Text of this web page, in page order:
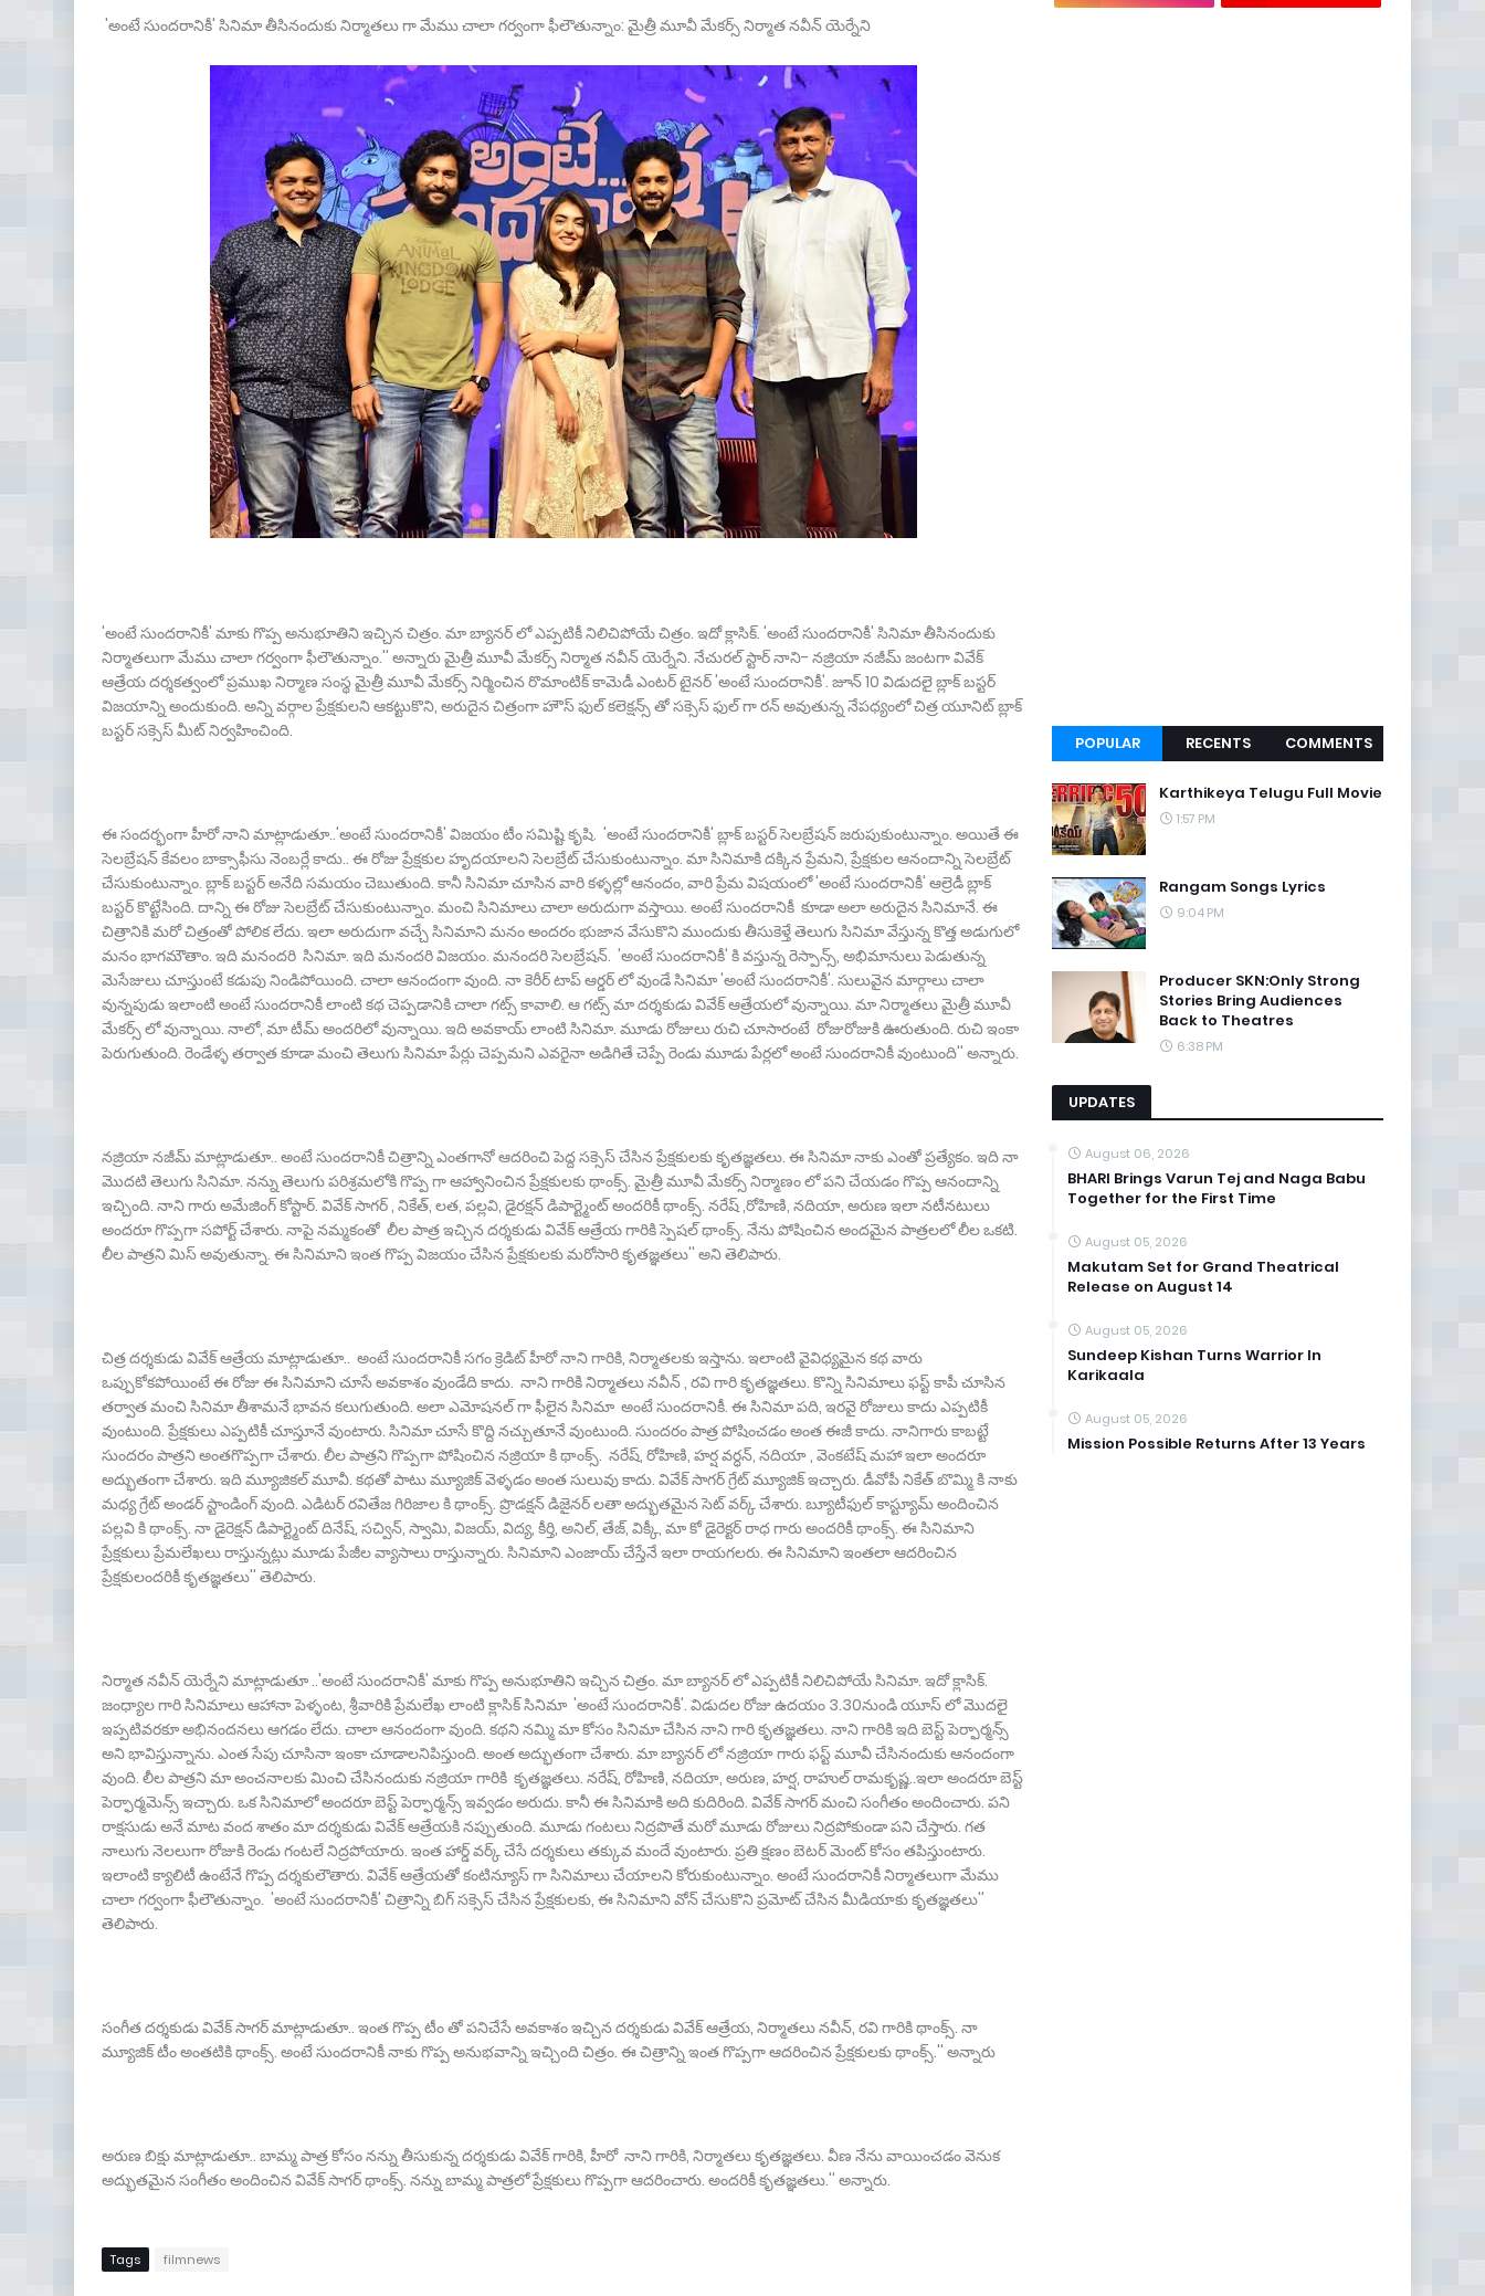
'అంటే సుందరానికీ' సినిమా తీసినందుకు నిర్మాతలు గా మేము చాలా గర్వంగా ఫీలౌతున్నాం: మైత్రీ మూవీ మేకర్స్ నిర్మాత నవీన్ యెర్నేని
'అంటే సుందరానికీ' మాకు గొప్ప అనుభూతిని ఇచ్చిన చిత్రం. మా బ్యానర్ లో ఎప్పటికీ నిలిచిపోయే చిత్రం. ఇదో క్లాసిక్. 'అంటే సుందరానికీ' సినిమా తీసినందుకు
నిర్మాతలుగా మేము చాలా గర్వంగా ఫీలౌతున్నాం.'' అన్నారు మైత్రీ మూవీ మేకర్స్ నిర్మాత నవీన్ యెర్నేని. నేచురల్ స్టార్ నాని- నజ్రియా నజీమ్ జంటగా వివేక్
ఆత్రేయ దర్శకత్వంలో ప్రముఖ నిర్మాణ సంస్థ మైత్రీ మూవీ మేకర్స్ నిర్మించిన రొమాంటిక్ కామెడీ ఎంటర్ టైనర్ 'అంటే సుందరానికీ'. జూన్ 10 విడుదలై బ్లాక్ బస్టర్
విజయాన్ని అందుకుంది. అన్ని వర్గాల ప్రేక్షకులని ఆకట్టుకొని, అరుదైన చిత్రంగా హౌస్ ఫుల్ కలెక్షన్స్ తో సక్సెస్ ఫుల్ గా రన్ అవుతున్న నేపధ్యంలో చిత్ర యూనిట్ బ్లాక్
బస్టర్ సక్సెస్ మీట్ నిర్వహించింది.
ఈ సందర్భంగా హీరో నాని మాట్లాడుతూ..'అంటే సుందరానికీ' విజయం టీం సమిష్టి కృషి. 'అంటే సుందరానికీ' బ్లాక్ బస్టర్ సెలబ్రేషన్ జరుపుకుంటున్నాం. అయితే ఈ
సెలబ్రేషన్ కేవలం బాక్సాఫీసు నెంబర్లే కాదు.. ఈ రోజు ప్రేక్షకుల హృదయాలని సెలబ్రేట్ చేసుకుంటున్నాం. మా సినిమాకి దక్కిన ప్రేమని, ప్రేక్షకుల ఆనందాన్ని సెలబ్రేట్
చేసుకుంటున్నాం. బ్లాక్ బస్టర్ అనేది సమయం చెబుతుంది. కానీ సినిమా చూసిన వారి కళ్ళల్లో ఆనందం, వారి ప్రేమ విషయంలో 'అంటే సుందరానికీ' ఆల్రెడీ బ్లాక్
బస్టర్ కొట్టేసింది. దాన్ని ఈ రోజు సెలబ్రేట్ చేసుకుంటున్నాం. మంచి సినిమాలు చాలా అరుదుగా వస్తాయి. అంటే సుందరానికీ కూడా అలా అరుదైన సినిమానే. ఈ
చిత్రానికి మరో చిత్రంతో పోలిక లేదు. ఇలా అరుదుగా వచ్చే సినిమాని మనం అందరం భుజాన వేసుకొని ముందుకు తీసుకెళ్తే తెలుగు సినిమా వేస్తున్న కొత్త అడుగులో
మనం భాగమౌతాం. ఇది మనందరి సినిమా. ఇది మనందరి విజయం. మనందరి సెలబ్రేషన్. 'అంటే సుందరానికీ' కి వస్తున్న రెస్పాన్స్, అభిమానులు పెడుతున్న
మెసేజులు చూస్తుంటే కడుపు నిండిపోయింది. చాలా ఆనందంగా వుంది. నా కెరీర్ టాప్ ఆర్డర్ లో వుండే సినిమా 'అంటే సుందరానికీ'. సులువైన మార్గాలు చాలా
వున్నపుడు ఇలాంటి అంటే సుందరానికీ లాంటి కథ చెప్పడానికి చాలా గట్స్ కావాలి. ఆ గట్స్ మా దర్శకుడు వివేక్ ఆత్రేయలో వున్నాయి. మా నిర్మాతలు మైత్రీ మూవీ
మేకర్స్ లో వున్నాయి. నాలో, మా టీమ్ అందరిలో వున్నాయి. ఇది అవకాయ్ లాంటి సినిమా. మూడు రోజులు రుచి చూసారంటే రోజురోజుకి ఊరుతుంది. రుచి ఇంకా
పెరుగుతుంది. రెండేళ్ళ తర్వాత కూడా మంచి తెలుగు సినిమా పేర్లు చెప్పమని ఎవరైనా అడిగితే చెప్పే రెండు మూడు పేర్లలో అంటే సుందరానికీ వుంటుంది'' అన్నారు.
నజ్రియా నజీమ్ మాట్లాడుతూ.. అంటే సుందరానికీ చిత్రాన్ని ఎంతగానో ఆదరించి పెద్ద సక్సెస్ చేసిన ప్రేక్షకులకు కృతజ్ఞతలు. ఈ సినిమా నాకు ఎంతో ప్రత్యేకం. ఇది నా
మొదటి తెలుగు సినిమా. నన్ను తెలుగు పరిశ్రమలోకి గొప్ప గా ఆహ్వానించిన ప్రేక్షకులకు థాంక్స్. మైత్రీ మూవీ మేకర్స్ నిర్మాణం లో పని చేయడం గొప్ప ఆనందాన్ని
ఇచ్చింది. నాని గారు అమేజింగ్ కోస్టార్. వివేక్ సాగర్ , నికేత్, లత, పల్లవి, డైరక్షన్ డిపార్ట్మెంట్ అందరికీ థాంక్స్. నరేష్ ,రోహిణి, నదియా, అరుణ ఇలా నటీనటులు
అందరూ గొప్పగా సపోర్ట్ చేశారు. నాపై నమ్మకంతో లీల పాత్ర ఇచ్చిన దర్శకుడు వివేక్ ఆత్రేయ గారికి స్పెషల్ థాంక్స్. నేను పోషించిన అందమైన పాత్రలలో లీల ఒకటి.
లీల పాత్రని మిస్ అవుతున్నా. ఈ సినిమాని ఇంత గొప్ప విజయం చేసిన ప్రేక్షకులకు మరోసారి కృతజ్ఞతలు'' అని తెలిపారు.
చిత్ర దర్శకుడు వివేక్ ఆత్రేయ మాట్లాడుతూ.. అంటే సుందరానికీ సగం క్రెడిట్ హీరో నాని గారికి, నిర్మాతలకు ఇస్తాను. ఇలాంటి వైవిధ్యమైన కథ వారు
ఒప్పుకోకపోయింటే ఈ రోజు ఈ సినిమాని చూసే అవకాశం వుండేది కాదు. నాని గారికి నిర్మాతలు నవీన్ , రవి గారి కృతజ్ఞతలు. కొన్ని సినిమాలు ఫస్ట్ కాపీ చూసిన
తర్వాత మంచి సినిమా తీశామనే భావన కలుగుతుంది. అలా ఎమోషనల్ గా ఫీలైన సినిమా అంటే సుందరానికీ. ఈ సినిమా పది, ఇరవై రోజులు కాదు ఎప్పటికీ
వుంటుంది. ప్రేక్షకులు ఎప్పటికీ చూస్తూనే వుంటారు. సినిమా చూసే కొద్ది నచ్చుతూనే వుంటుంది. సుందరం పాత్ర పోషించడం అంత ఈజీ కాదు. నానిగారు కాబట్టే
సుందరం పాత్రని అంతగొప్పగా చేశారు. లీల పాత్రని గొప్పగా పోషించిన నజ్రియా కి థాంక్స్. నరేష్, రోహిణి, హర్ష వర్ధన్, నదియా , వెంకటేష్ మహా ఇలా అందరూ
అద్భుతంగా చేశారు. ఇది మ్యూజికల్ మూవీ. కథతో పాటు మ్యూజిక్ వెళ్ళడం అంత సులువు కాదు. వివేక్ సాగర్ గ్రేట్ మ్యూజిక్ ఇచ్చారు. డీవోపీ నికేత్ బొమ్మి కి నాకు
మధ్య గ్రేట్ అండర్ స్టాండింగ్ వుంది. ఎడిటర్ రవితేజ గిరిజాల కి థాంక్స్. ప్రొడక్షన్ డిజైనర్ లతా అద్భుతమైన సెట్ వర్క్ చేశారు. బ్యూటీఫుల్ కాస్ట్యూమ్ అందించిన
పల్లవి కి థాంక్స్. నా డైరెక్షన్ డిపార్ట్మెంట్ దినేష్, సచ్విన్, స్వామి, విజయ్, విద్య, కీర్తి, అనిల్, తేజ్, విక్కీ, మా కో డైరెక్టర్ రాధ గారు అందరికీ థాంక్స్. ఈ సినిమాని
ప్రేక్షకులు ప్రేమలేఖలు రాస్తున్నట్లు మూడు పేజీల వ్యాసాలు రాస్తున్నారు. సినిమాని ఎంజాయ్ చేస్తేనే ఇలా రాయగలరు. ఈ సినిమాని ఇంతలా ఆదరించిన
ప్రేక్షకులందరికీ కృతజ్ఞతలు'' తెలిపారు.
నిర్మాత నవీన్ యెర్నేని మాట్లాడుతూ ..'అంటే సుందరానికీ' మాకు గొప్ప అనుభూతిని ఇచ్చిన చిత్రం. మా బ్యానర్ లో ఎప్పటికీ నిలిచిపోయే సినిమా. ఇదో క్లాసిక్.
జంధ్యాల గారి సినిమాలు ఆహానా పెళ్ళంట, శ్రీవారికి ప్రేమలేఖ లాంటి క్లాసిక్ సినిమా 'అంటే సుందరానికీ'. విడుదల రోజు ఉదయం 3.30నుండి యూస్ లో మొదలై
ఇప్పటివరకూ అభినందనలు ఆగడం లేదు. చాలా ఆనందంగా వుంది. కథని నమ్మి మా కోసం సినిమా చేసిన నాని గారి కృతజ్ఞతలు. నాని గారికి ఇది బెస్ట్ పెర్ఫార్మన్స్
అని భావిస్తున్నాను. ఎంత సేపు చూసినా ఇంకా చూడాలనిపిస్తుంది. అంత అద్భుతంగా చేశారు. మా బ్యానర్ లో నజ్రియా గారు ఫస్ట్ మూవీ చేసినందుకు ఆనందంగా
వుంది. లీల పాత్రని మా అంచనాలకు మించి చేసినందుకు నజ్రియా గారికి కృతజ్ఞతలు. నరేష్, రోహిణి, నదియా, అరుణ, హర్ష, రాహుల్ రామకృష్ణ..ఇలా అందరూ బెస్ట్
పెర్ఫార్మమెన్స్ ఇచ్చారు. ఒక సినిమాలో అందరూ బెస్ట్ పెర్ఫార్మన్స్ ఇవ్వడం అరుదు. కానీ ఈ సినిమాకి అది కుదిరింది. వివేక్ సాగర్ మంచి సంగీతం అందించారు. పని
రాక్షసుడు అనే మాట వంద శాతం మా దర్శకుడు వివేక్ ఆత్రేయకి నప్పుతుంది. మూడు గంటలు నిద్రపొతే మరో మూడు రోజులు నిద్రపోకుండా పని చేస్తారు. గత
నాలుగు నెలలుగా రోజుకి రెండు గంటలే నిద్రపోయారు. ఇంత హార్డ్ వర్క్ చేసే దర్శకులు తక్కువ మందే వుంటారు. ప్రతి క్షణం బెటర్ మెంట్ కోసం తపిస్తుంటారు.
ఇలాంటి క్యాలిటీ ఉంటేనే గొప్ప దర్శకులౌతారు. వివేక్ ఆత్రేయతో కంటిన్యూస్ గా సినిమాలు చేయాలని కోరుకుంటున్నాం. అంటే సుందరానికీ నిర్మాతలుగా మేము
చాలా గర్వంగా ఫీలౌతున్నాం. 'అంటే సుందరానికీ' చిత్రాన్ని బిగ్ సక్సెస్ చేసిన ప్రేక్షకులకు, ఈ సినిమాని వోన్ చేసుకొని ప్రమోట్ చేసిన మీడియాకు కృతజ్ఞతలు''
తెలిపారు.
సంగీత దర్శకుడు వివేక్ సాగర్ మాట్లాడుతూ.. ఇంత గొప్ప టీం తో పనిచేసే అవకాశం ఇచ్చిన దర్శకుడు వివేక్ ఆత్రేయ, నిర్మాతలు నవీన్, రవి గారికి థాంక్స్. నా
మ్యూజిక్ టీం అంతటికి థాంక్స్. అంటే సుందరానికీ నాకు గొప్ప అనుభవాన్ని ఇచ్చింది చిత్రం. ఈ చిత్రాన్ని ఇంత గొప్పగా ఆదరించిన ప్రేక్షకులకు థాంక్స్.'' అన్నారు
అరుణ బిక్షు మాట్లాడుతూ.. బామ్మ పాత్ర కోసం నన్ను తీసుకున్న దర్శకుడు వివేక్ గారికి, హీరో నాని గారికి, నిర్మాతలు కృతజ్ఞతలు. వీణ నేను వాయించడం వెనుక
అద్భుతమైన సంగీతం అందించిన వివేక్ సాగర్ థాంక్స్. నన్ను బామ్మ పాత్రలో ప్రేక్షకులు గొప్పగా ఆదరించారు. అందరికీ కృతజ్ఞతలు.'' అన్నారు.
Tags filmnews
POPULAR RECENTS COMMENTS
Karthikeya Telugu Full Movie
1:57 PM
Rangam Songs Lyrics
9:04 PM
Producer SKN:Only Strong
Stories Bring Audiences
Back to Theatres
6:38 PM
UPDATES
August 06, 2026
BHARI Brings Varun Tej and Naga Babu
Together for the First Time
August 05, 2026
Makutam Set for Grand Theatrical
Release on August 14
August 05, 2026
Sundeep Kishan Turns Warrior In
Karikaala
August 05, 2026
Mission Possible Returns After 13 Years